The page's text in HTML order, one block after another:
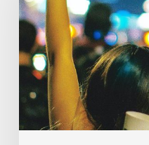
au
professeur
Louis
Greenspan